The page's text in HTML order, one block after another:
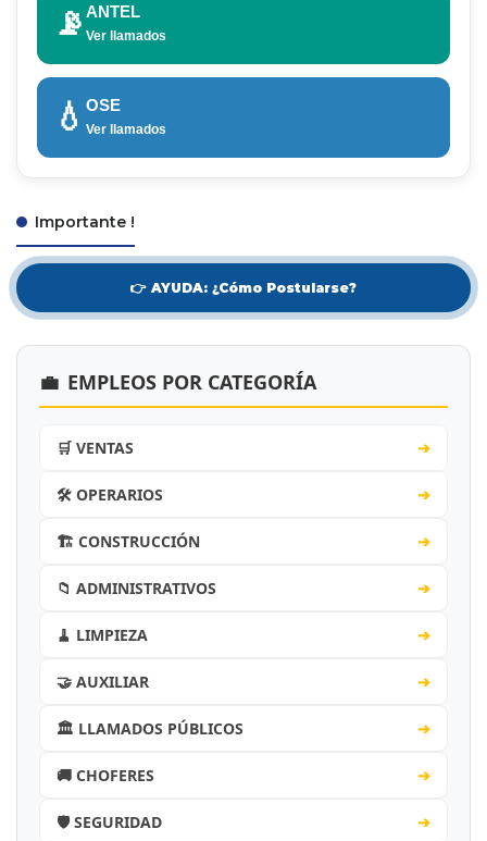
📡 ANTEL
Ver llamados
💧 OSE
Ver llamados
Importante !
👉 AYUDA: ¿Cómo Postularse?
💼 EMPLEOS POR CATEGORÍA
🛒 VENTAS ➔
🛠️ OPERARIOS ➔
🏗️ CONSTRUCCIÓN ➔
📁 ADMINISTRATIVOS ➔
🧹 LIMPIEZA ➔
🤝 AUXILIAR ➔
🏛️ LLAMADOS PÚBLICOS ➔
🚚 CHOFERES ➔
🛡️ SEGURIDAD ➔